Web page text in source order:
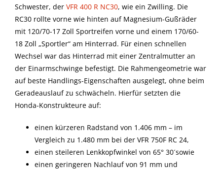
Schwester, der VFR 400 R NC30, wie ein Zwilling. Die
RC30 rollte vorne wie hinten auf Magnesium-Gußräder
mit 120/70-17 Zoll Sportreifen vorne und einem 170/60-
18 Zoll „Sportler“ am Hinterrad. Für einen schnellen
Wechsel war das Hinterrad mit einer Zentralmutter an
der Einarmschwinge befestigt. Die Rahmengeometrie war
auf beste Handlings-Eigenschaften ausgelegt, ohne beim
Geradeauslauf zu schwächeln. Hierfür setzten die
Honda-Konstrukteure auf:
einen kürzeren Radstand von 1.406 mm – im
Vergleich zu 1.480 mm bei der VFR 750F RC 24,
einen steileren Lenkkopfwinkel von 65° 30´sowie
einen geringeren Nachlauf von 91 mm und